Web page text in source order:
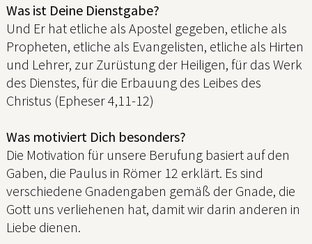
Was ist Deine Dienstgabe?
Und Er hat etliche als Apostel gegeben, etliche als
Propheten, etliche als Evangelisten, etliche als Hirten
und Lehrer, zur Zurüstung der Heiligen, für das Werk
des Dienstes, für die Erbauung des Leibes des
Christus (Epheser 4,11-12)
Was motiviert Dich besonders?
Die Motivation für unsere Berufung basiert auf den
Gaben, die Paulus in Römer 12 erklärt. Es sind
verschiedene Gnadengaben gemäß der Gnade, die
Gott uns verliehenen hat, damit wir darin anderen in
Liebe dienen.